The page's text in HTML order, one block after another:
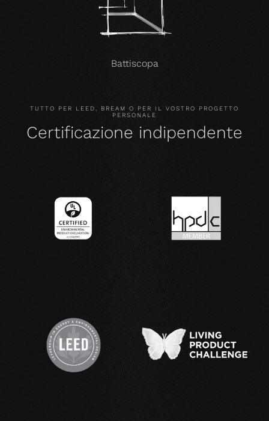
Battiscopa
TUTTO PER LEED, BREAM O PER IL VOSTRO PROGETTO
PERSONALE
Certificazione indipendente